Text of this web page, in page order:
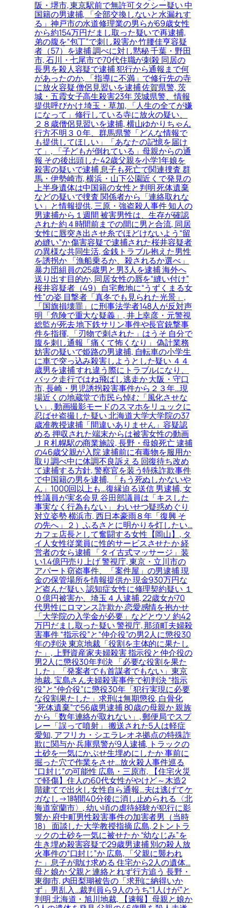
阪・堺市, 東京駅前で無許可タクシー疑い 中
国籍の男逮捕, 「全部交換しないと水漏れす
る」神戸市の水道修理業の男らが69歳女性
から約154万円だまし取った疑いで再逮捕,
弟の腹を“包丁”で刺し殺害か 竹腰佳亨容疑
者（57）を逮捕 調べに対し黙秘 千葉・野田
市, 石川・七尾市で70代住職が刺殺 同居の
長男を殺人容疑で逮捕 犯行から通報まで何
があったのか, 「指導に不満」で修行先の寺
に放火容疑 僧侶見習いを逮捕 佐賀県警, 茨
城・五霞女子高生殺害23年 茨城県警、情報
提供呼びかけ 埼玉・草加, 「人生の全てが嫌
になって」修行している寺に放火の疑い、
２８歳僧侶見習いを逮捕, 横山ゆかりちゃん
行方不明３０年、群馬県警「どんな情報で
も提供してほしい」「あなたの記憶を届け
て」, 「子どもが倒れている」母親からの通
報 その後出頭した42歳父親を小学1年娘を
殺害の疑いで逮捕 息子も死亡で関連捜査 群
馬・伊勢崎市, 横浜・山下公園近くで発見の
上半身遺体は中国籍の女性と判明 死体遺棄
などの疑いで捜査 関係者から「連絡取れな
い」と情報提供, 三原・強盗殺人事件 知人の
男逮捕から１週間 被害男性は、生存が確認
された約４時間前までの間に男と合流, 同居
女性に唇突き出させ糸でほどけないよう“留
め縫い”か 傷害容疑で逮捕された桜井容疑者
の異様な共同生活, 金銭トラブル抱えた男性
を誘拐か 「漁船乗るか、殺されるか選べ」
暴力団組員の25歳男と男3人を逮捕 海外へ
送り出す目的か, 同居女性の唇を“縫い付け”
桜井容疑者（49）自宅敷地に“うずくまる女
性”の姿 目撃者「真冬でも見られた光景」,
「国旗損壊罪」に刑事法学者148人が反対声
明「危険で重大な疑義」, 井上幸彦・元警視
総監が死去 地下鉄サリン事件や長官銃撃事
件を指揮, 「刃物で刺された」はうそ 自分で
腹を刺し通報「痛くて怖くなり」 偽計業務
妨害の疑いで姫路の男逮捕, 自転車の小学生
に車で突っ込み殺害しようとした疑い ４４
歳男を逮捕 すれ違う際にトラブルになり、
バック走行ではね飛ばし逃走か 大阪・守口
市, 長崎・男児誘拐殺害事件から２３年…現
場近くの地蔵堂で市民ら悼む「風化させな
い」, 動画撮影モードのスマホをリュックに
忍ばせ盗撮した疑い 北海道大学大学院の37
歳准教授逮捕「間違いありません」容疑認
める 押収された端末からは被害女性の動画
ＪＲ札幌駅の商業施設, 長野・母娘死亡 逮捕
の46歳父親が入院 逮捕前に有毒物を服用か
取り調べ中に体調不良訴える 回復待ち改め
て逮捕する方針, 警察官を装う特殊詐欺事件
で中国籍の男を逮捕, 「もう死ぬしかないや
ん」1000回以上も…復縁迫る送信 男逮捕, 女
性議員が実名会見 谷田部議員は「キスした
事実なく行為もない」 わいせつ疑惑めぐり
対立姿勢 横浜市, 西日本豪雨８年「復興 そ
の先へ」２）ふるさとに明かりを灯したい…
カフェ店長として奮闘する女性【岡山】, タ
イ人女性従業員に性的サービスさせたか 経
営者の女ら逮捕 「タイ古式マッサージ」装
い1.4億円売り上げ 警視庁, 東京・立川市の
アパート窃盗事件、「案件屋」の男逮捕 現
金の保管場所を情報提供か 現金930万円な
ど盗んだ疑い, 認知症女性に修理契約疑い １
０億円被害か、埼玉４人逮捕, 22歳女が70
代男性にロマンス詐欺か 恋愛感情を抱かせ
「大学院の入学金が必要」などとウソ 約42
万円だまし取った疑い 警視庁, 那須町夫婦殺
害事件 “指示役”と“仲介役”の男2人に懲役30
年の判決 東京地裁「役割を主体的に果たし
た」, 上野資産家夫婦殺害 指示役と仲介役の
男2人に懲役30年判決 「必要な役割を果た
した」「発案者でも首謀者でもない」東京
地裁, 宝島さん夫婦殺害事件で初判決 “指示
役”と“仲介役”に懲役30年「犯行実現に必要
な役割果たした」求刑は無期懲役, 白骨化
“死体遺棄”で56歳男逮捕 80歳の母親か 親族
から「数年連絡が取れない」, 郵便局でスプ
レー「誤って噴射」 搬送された5人は軽症
愛知, アフリカ・シエラレオネ拠点の特殊詐
欺に関与か 兵庫県警が9人逮捕, トラックの
土砂を一気にかぶせ生埋めにしたか 事前に
掘った穴で作業をさせ…放火殺人事件巡る
“口封じ”の可能性 広島・三原市, 【住宅火災
で軽傷】住人の60代女性がやけど～木造2
階建てで出火し女性自ら通報…夫は逃げてケ
ガなし→1時間40分後に消し止められる〈北
海道室蘭市〉, 幼い頃の虐待経験が犯行に影
響か 府中町男性殺害事件の加害者男（当時
18） 面談した大学教授指摘 広島, 2トントラ
ックの土砂を一気に被せたか “幼なじみ”を
生き埋め殺害容疑で29歳男逮捕 別の殺人放
火事件の“口封じ”か 広島, 「父親に襲われ
た」息子が助け求める 住宅から2人の遺体…
母と娘か 父親と連絡とれず行方追う 長野・
東御市, 内田梨瑚被告の「求刑に納得いか
ず」男乱入…裁判員ら9人のうち“1人けが”と
判明 北海道・旭川地裁, 【速報】母親と娘か